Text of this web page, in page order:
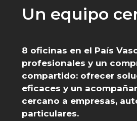
Un equipo
8 oficinas en el País
profesionales y un
compartido: ofrecer
eficaces y un
cercano a empresas,
particulares.